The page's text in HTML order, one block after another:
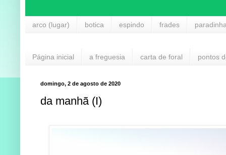
arco (lugar) botica espindo frades
Página inicial a freguesia carta de foral pontos
domingo, 2 de agosto de 2020
da manhã (I)